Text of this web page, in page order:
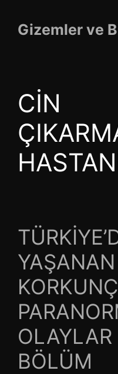
Gizemler ve
CİN
KORKUNÇ
OLAYLAR
BÖLÜM